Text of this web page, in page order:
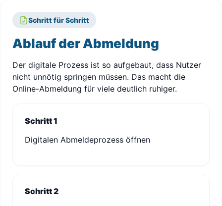
Schritt für Schritt
Ablauf der Abmeldung
Der digitale Prozess ist so aufgebaut, dass Nutzer
nicht unnötig springen müssen. Das macht die
Online-Abmeldung für viele deutlich ruhiger.
Schritt 1
Digitalen Abmeldeprozess öffnen
Schritt 2